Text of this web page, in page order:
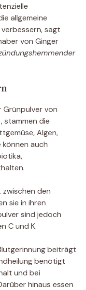
allgemeine
sagt
von Ginger
Grünpulver von
stammen die
Algen,
können auch
den
sie in ihren
sind jedoch
C und K.
beiträgt
benötigt
und bei
hinaus essen